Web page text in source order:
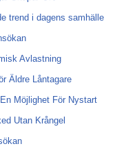
trend i dagens samhälle
Avlastning
Äldre Låntagare
Möjlighet För Nystart
Utan Krångel